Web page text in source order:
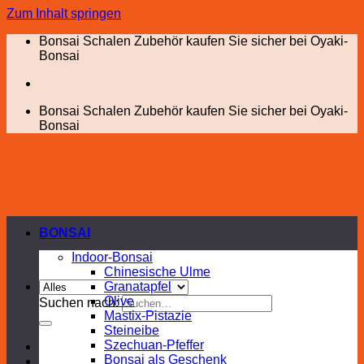
Zum Inhalt springen
Bonsai Schalen Zubehör kaufen Sie sicher bei Oyaki-
Bonsai
Bonsai Schalen Zubehör kaufen Sie sicher bei Oyaki-
Bonsai
Suchen nach:
BONSAI
Indoor-Bonsai
Chinesische Ulme
Granatapfel
Olive
Mastix-Pistazie
Steineibe
Szechuan-Pfeffer
Bonsai als Geschenk